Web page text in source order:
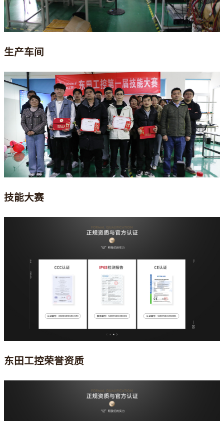
生产车间
技能大赛
东田工控荣誉资质